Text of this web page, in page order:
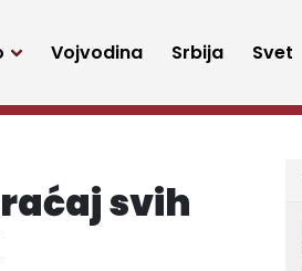
Vojvodina Srbija Svet
svih